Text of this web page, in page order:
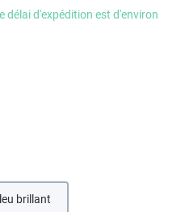
délai d'expédition est d'environ
disponible pour le moment.)
brillant
(Cette option n'est pas disponible